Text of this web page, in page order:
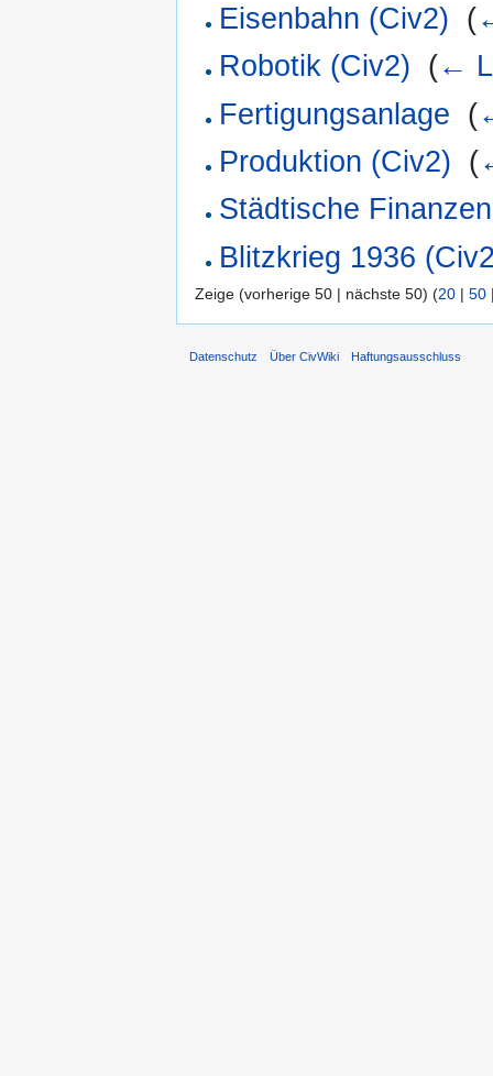
Eisenbahn (Civ2) (
Robotik (Civ2) (←
Fertigungsanlage (
Produktion (Civ2) (
Städtische
Blitzkrieg 1936
Zeige (vorherige 50 | nächste 50) (20 | 50
Datenschutz Über CivWiki Haftungsausschluss